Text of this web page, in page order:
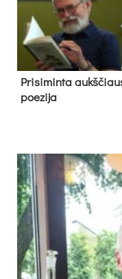
Pri­si­min­ta
poe­zi­ja